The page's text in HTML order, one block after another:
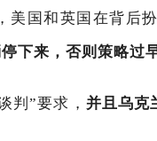
国和英国在背后
下来，否则策略过
判”要求， 并且乌克